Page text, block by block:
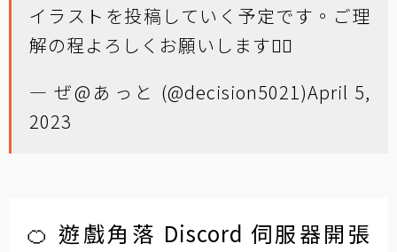
イラストを投稿していく予定です。ご理
解の程よろしくお願いします🙇‍♂️
— ぜ@あっと (@decision5021)April 5,
2023
🍊 遊戲角落 Discord 伺服器開張